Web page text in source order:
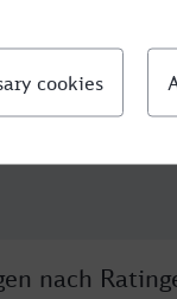
nach